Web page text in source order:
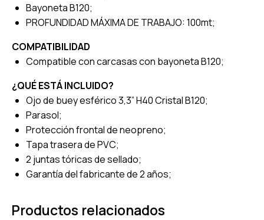
Bayoneta B120;
PROFUNDIDAD MÁXIMA DE TRABAJO: 100mt;
COMPATIBILIDAD
Compatible con carcasas con bayoneta B120;
¿QUÉ ESTÁ INCLUIDO?
Ojo de buey esférico 3,3” H40 Cristal B120;
Parasol;
Protección frontal de neopreno;
Tapa trasera de PVC;
2 juntas tóricas de sellado;
Garantía del fabricante de 2 años;
Productos relacionados